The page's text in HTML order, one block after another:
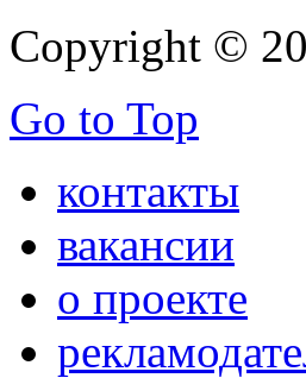
Copyright ©
Go to Top
контакты
вакансии
о проекте